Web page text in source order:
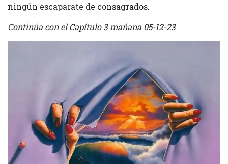
ningún escaparate de consagrados.
Continúa con el Capítulo 3 mañana 05-12-23